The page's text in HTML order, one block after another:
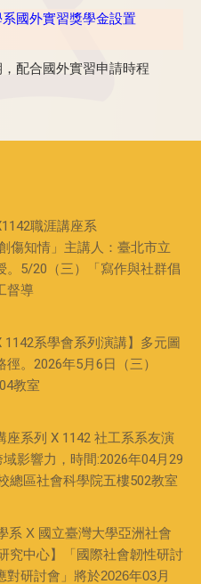
國外實習獎學金設置
配合國外實習申請時程
職涯講座系
傷知情」主講人：臺北市立
。5/20（三）「寫作與社群倡
督導
1142系學會系列演講】多元圖
。2026年5月6日（三）
教室
座系列 X 1142 社工系系友演
影響力，時間:2026年04月29
總區社會科學院五樓502教室
系 X 國立臺灣大學亞洲社會
究中心】「國際社會韌性研討
研討會」將於2026年03月